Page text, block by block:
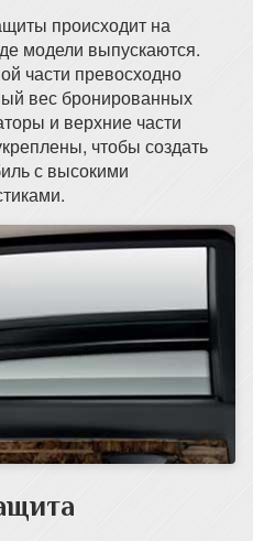
происходит на
модели выпускаются.
части превосходно
вес бронированных
и верхние части
чтобы создать
с высокими